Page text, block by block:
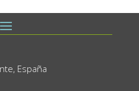
España